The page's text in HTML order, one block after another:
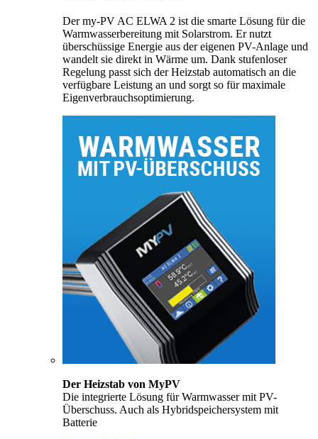
Der my-PV AC ELWA 2 ist die smarte Lösung für die
Warmwasserbereitung mit Solarstrom. Er nutzt
überschüssige Energie aus der eigenen PV-Anlage und
wandelt sie direkt in Wärme um. Dank stufenloser
Regelung passt sich der Heizstab automatisch an die
verfügbare Leistung an und sorgt so für maximale
Eigenverbrauchsoptimierung.
Der Heizstab von MyPV
Die integrierte Lösung für Warmwasser mit PV-
Überschuss. Auch als Hybridspeichersystem mit
Batterie